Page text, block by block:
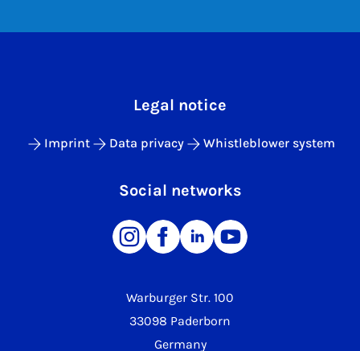
Warburger Str. 100
33098 Paderborn
Germany
Legal notice
Imprint Data privacy Whistleblower system
Social networks